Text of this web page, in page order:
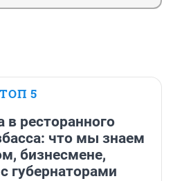
ТОП 5
в ресторанного
что мы знаем
бизнесмене,
губернаторами